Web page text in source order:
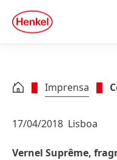
Skip to footer
quick
search
Imprensa
17/04/2018 Lisboa
Vernel Suprême,